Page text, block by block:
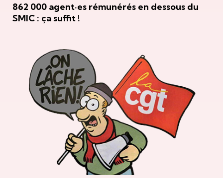
862 000 agent·es rémunérés en dessous du
SMIC : ça suffit !